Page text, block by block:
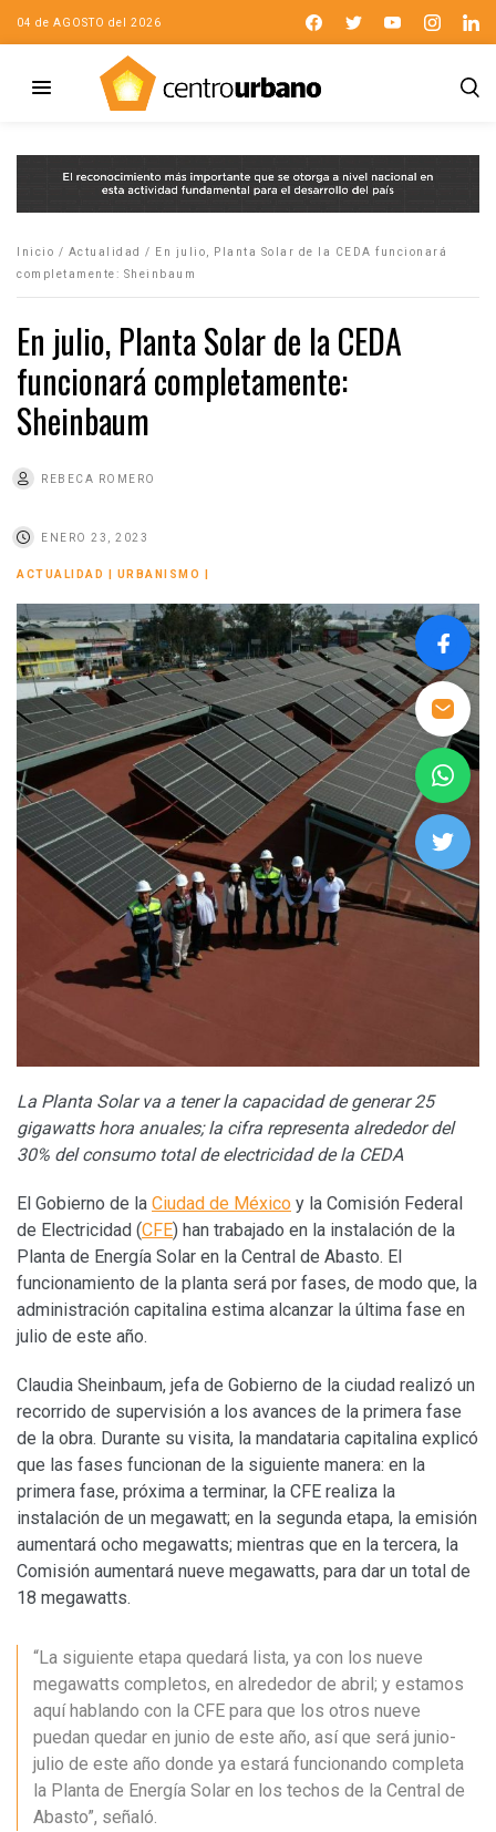
04 de AGOSTO del 2026
Inicio / Actualidad /
En julio, Planta Solar de la CEDA funcionará
completamente: Sheinbaum
En julio, Planta Solar de la CEDA
funcionará completamente:
Sheinbaum
REBECA ROMERO
ENERO 23, 2023
ACTUALIDAD URBANISMO
La Planta Solar va a tener la capacidad de generar 25
gigawatts hora anuales; la cifra representa alrededor del
30% del consumo total de electricidad de la CEDA
El Gobierno de la Ciudad de México y la Comisión Federal
de Electricidad (CFE) han trabajado en la instalación de la
Planta de Energía Solar en la Central de Abasto. El
funcionamiento de la planta será por fases, de modo que, la
administración capitalina estima alcanzar la última fase en
julio de este año.
Claudia Sheinbaum, jefa de Gobierno de la ciudad realizó un
recorrido de supervisión a los avances de la primera fase
de la obra. Durante su visita, la mandataria capitalina explicó
que las fases funcionan de la siguiente manera: en la
primera fase, próxima a terminar, la CFE realiza la
instalación de un megawatt; en la segunda etapa, la emisión
aumentará ocho megawatts; mientras que en la tercera, la
Comisión aumentará nueve megawatts, para dar un total de
18 megawatts.
“La siguiente etapa quedará lista, ya con los nueve
megawatts completos, en alrededor de abril; y estamos
aquí hablando con la CFE para que los otros nueve
puedan quedar en junio de este año, así que será junio-
julio de este año donde ya estará funcionando completa
la Planta de Energía Solar en los techos de la Central de
Abasto”, señaló.